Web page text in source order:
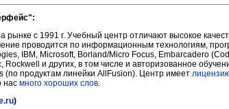
с 1991 г. Учебный центр отличают высокое
проводится по информационным технологиям,
IBM, Microsoft, Borland/Micro Focus, Embarcadero
Rockwell и других, в том числе и авторизованное
(по продуктам линейки AllFusion). Центр имеет
нас много хороших слов.
)